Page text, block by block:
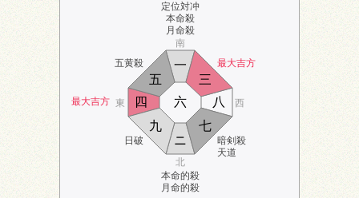
五黄殺
定位対冲
本命殺
月命殺
最大吉方
最大吉方
日破
本命的殺
月命的殺
暗剣殺
天道
南
北
東 西
ニ
三
四
五
六
七
八
九
一